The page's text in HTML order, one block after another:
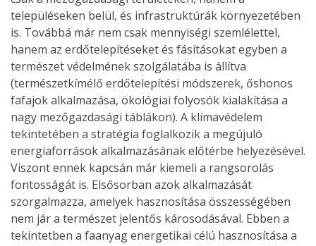
településeken belül, és infrastruktúrák környezetében
is. Továbbá már nem csak mennyiségi szemlélettel,
hanem az erdőtelepítéseket és fásításokat egyben a
természet védelmének szolgálatába is állítva
(természetkímélő erdőtelepítési módszerek, őshonos
fafajok alkalmazása, ökológiai folyosók kialakítása a
nagy mezőgazdasági táblákon). A klímavédelem
tekintetében a stratégia foglalkozik a megújuló
energiaforrások alkalmazásának előtérbe helyezésével.
Viszont ennek kapcsán már kiemeli a rangsorolás
fontosságát is. Elsősorban azok alkalmazását
szorgalmazza, amelyek hasznosítása összességében
nem jár a természet jelentős károsodásával. Ebben a
tekintetben a faanyag energetikai célú hasznosítása a